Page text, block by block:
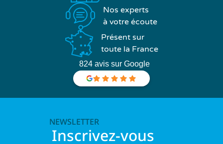
Nos experts
à votre écoute
Présent sur
toute la France
824 avis sur Google
NEWSLETTER
Inscrivez-vous